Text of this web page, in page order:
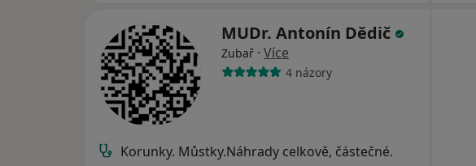
MUDr. Antonín Dědič
Zubař · Více
4 názory
Korunky. Můstky.Náhrady celkově, částečné.